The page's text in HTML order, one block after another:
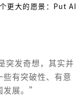
更大的愿景：Put AI
突发奇想，其实并
有突破性、有意
展。”